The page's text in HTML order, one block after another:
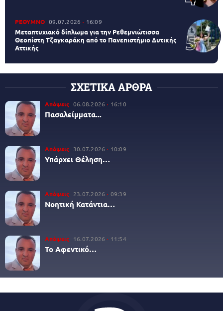
ΡΕΘΥΜΝΟ 09.07.2026 16:09
Μεταπτυχιακό δίπλωμα για την Ρεθεμνιώτισσα
Θεοπίστη Τζαγκαράκη από το Πανεπιστήμιο Δυτικής
Αττικής
ΣΧΕΤΙΚΑ ΑΡΘΡΑ
Απόψεις 06.08.2026 16:10
Πασαλείμματα...
Απόψεις 30.07.2026 10:09
Υπάρχει Θέληση…
Απόψεις 23.07.2026 09:39
Νοητική Κατάντια…
Απόψεις 16.07.2026 11:54
Το Αφεντικό…